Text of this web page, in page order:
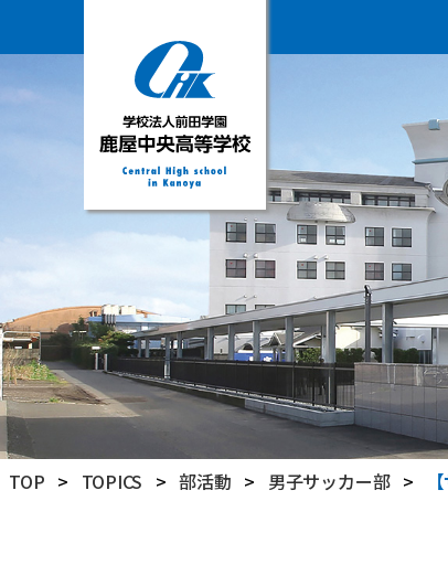
学
校
田
学
園
鹿
屋
中
高
等
TOP > TOPICS > 部活動 > 男子サッカー部 >